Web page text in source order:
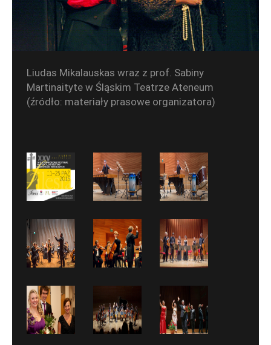
Liudas Mikalauskas wraz z prof. Sabiny
Martinaityte w Śląskim Teatrze Ateneum
(źródło: materiały prasowe organizatora)